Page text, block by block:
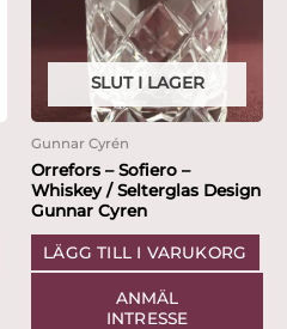
SLUT I LAGER
Gunnar Cyrén
Orrefors – Sofiero –
Whiskey / Selterglas Design
Gunnar Cyren
LÄGG TILL I VARUKORG
ANMÄL
INTRESSE